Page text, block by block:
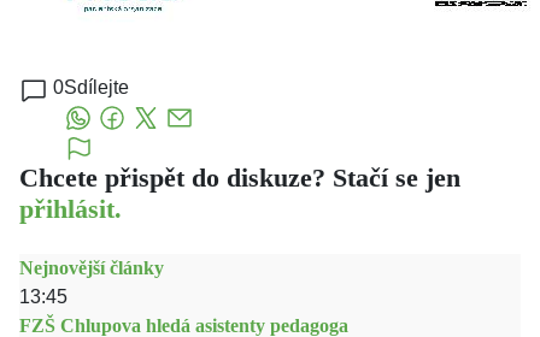
0Sdílejte
Chcete přispět do diskuze? Stačí se jen
přihlásit.
Nejnovější články
13:45
FZŠ Chlupova hledá asistenty pedagoga